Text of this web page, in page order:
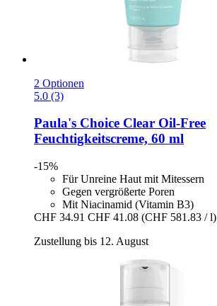
2 Optionen
5.0 (3)
Paula's Choice Clear Oil-​Free
Feuchtigkeitscreme, 60 ml
-15%
Für Unreine Haut mit Mitessern
Gegen vergrößerte Poren
Mit Niacinamid (Vitamin B3)
CHF 34.91 CHF 41.08 (CHF 581.83 / l)
Zustellung bis 12. August